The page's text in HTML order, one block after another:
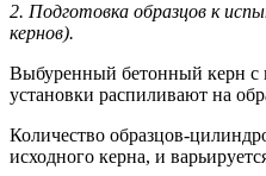
2. Подготовка образцов к
кернов).
Выбуренный бетонный керн с
установки распиливают на
Количество образцов-
исходного керна, и